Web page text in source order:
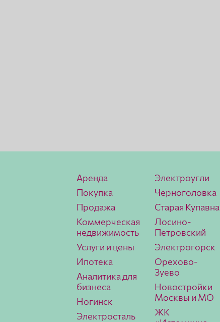
Аренда
Покупка
Продажа
Коммерческая
недвижимость
Услуги и цены
Ипотека
Аналитика для
бизнеса
Ногинск
Электросталь
Электроугли
Черноголовка
Старая Купавна
Лосино-
Петровский
Электрогорск
Орехово-
Зуево
Новостройки
Москвы и МО
ЖК